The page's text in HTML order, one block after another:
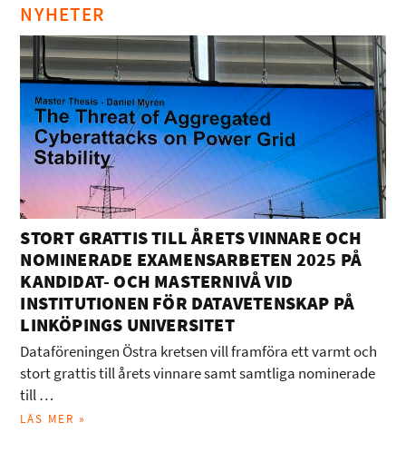
NYHETER
STORT GRATTIS TILL ÅRETS VINNARE OCH
NOMINERADE EXAMENSARBETEN 2025 PÅ
KANDIDAT- OCH MASTERNIVÅ VID
INSTITUTIONEN FÖR DATAVETENSKAP PÅ
LINKÖPINGS UNIVERSITET
Dataföreningen Östra kretsen vill framföra ett varmt och
stort grattis till årets vinnare samt samtliga nominerade
till …
LÄS MER »